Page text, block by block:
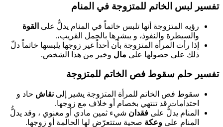
تفسير لبس الخاتم للمتزوجة في المنام
رؤيه المتزوجة أنها تلبس خاتماً في المنام يدلُّ على القوة
والسيطرة والنفوذ، و يبشرها بالحمل القريب،.
إذا رأت المرأة المتزوجة بأن أحداً غير زوجها يلبسها خاتماً دلّ
ذلك على حصولها على مال وخير من هذا الشخص.
تفسير حلم سقوط فص الخاتم للمتزوجة
سقوط فص الخاتم للمرأة المتزوجة يشير إلى نقاش حاد و
احتدامات قد تنتهي بخصام أو خلاف مع زوجها.
المنام يدلُّ على فقدان شيء ثمين مادي أو معنوي ، وقد يدلُّ
المنام على وعكة صحية ستتعرّض لها الحالمة أو زوجها.